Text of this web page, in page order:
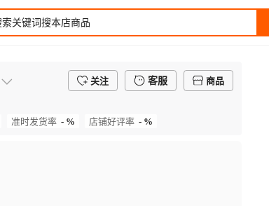
关注 客服
商品
准时发货率 - % 店铺好评率 - %